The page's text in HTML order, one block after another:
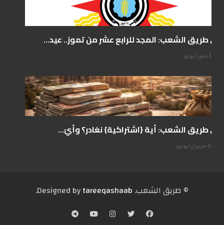
على طريق الشعب: المجد للرابع عشر من تموز.. عيد...
14 تموز/يوليو
على طريق الشعب: أية {اشتراكية} نغادر؟ وأيّ...
07 حزيران/يونيو
© طریق الشعب. Designed by tareeqashaab
.